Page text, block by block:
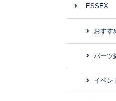
ESSEX
おすす
パーツ
イベン